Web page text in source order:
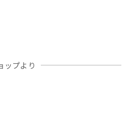
ップより
レー）
使うのが勿体無い😣❗️付属の葉
フの皆様ご自愛ください。
かいお気遣いのお言葉をい
っぱのチャーム（ブランド
になります。 連日厳しい暑